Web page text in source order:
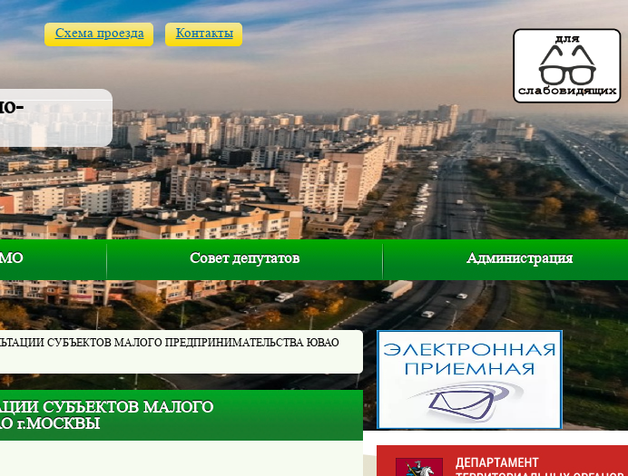
Схема проезда Контакты
МО Совет депутатов Администрация
СУБЪЕКТОВ МАЛОГО ПРЕДПРИНИМАТЕЛЬСТВА ЮВАО
СУБЪЕКТОВ МАЛОГО
г.МОСКВЫ